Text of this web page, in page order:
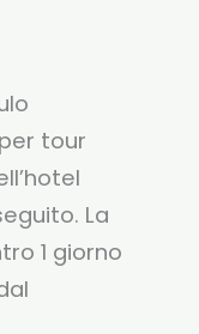
tour
La
1 giorno